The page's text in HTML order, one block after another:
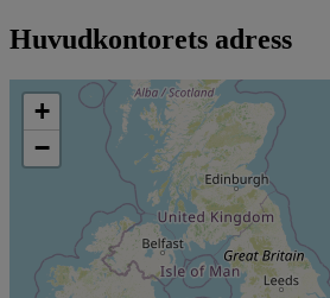
Huvudkontorets adress
+
−